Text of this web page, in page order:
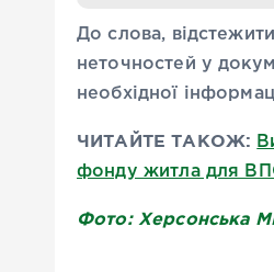
До слова,
неточностей у
необхідної
ЧИТАЙТЕ ТАКОЖ:
фонду житла для
Фото: Херсонська